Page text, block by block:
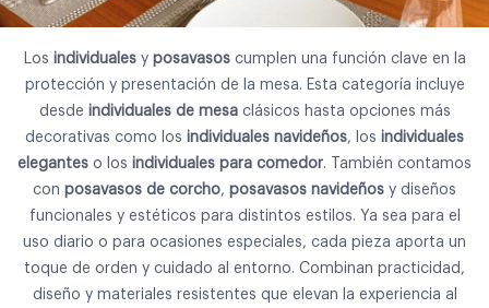
Los individualesy posavasoscumplen una función clave en la
protección y presentación de la mesa. Esta categoría incluye
desde individuales de mesaclásicos hasta opciones más
decorativas como los individuales navideños, los individuales
elegantes o los individuales para comedor. También contamos
con posavasos de corcho, posavasos navideños y diseños
funcionales y estéticos para distintos estilos. Ya sea para el
uso diario o para ocasiones especiales, cada pieza aporta un
toque de orden y cuidado al entorno. Combinan practicidad,
diseño y materiales resistentes que elevan la experiencia al